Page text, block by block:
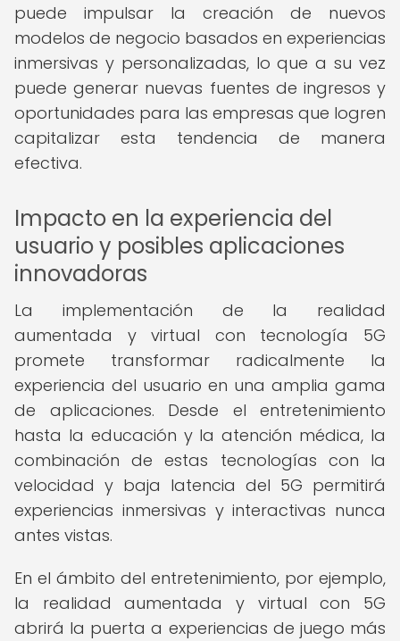
puede impulsar la creación de nuevos
modelos de negocio basados en experiencias
inmersivas y personalizadas, lo que a su vez
puede generar nuevas fuentes de ingresos y
oportunidades para las empresas que logren
capitalizar esta tendencia de manera
efectiva.
Impacto en la experiencia del
usuario y posibles aplicaciones
innovadoras
La implementación de la realidad
aumentada y virtual con tecnología 5G
promete transformar radicalmente la
experiencia del usuario en una amplia gama
de aplicaciones. Desde el entretenimiento
hasta la educación y la atención médica, la
combinación de estas tecnologías con la
velocidad y baja latencia del 5G permitirá
experiencias inmersivas y interactivas nunca
antes vistas.
En el ámbito del entretenimiento, por ejemplo,
la realidad aumentada y virtual con 5G
abrirá la puerta a experiencias de juego más